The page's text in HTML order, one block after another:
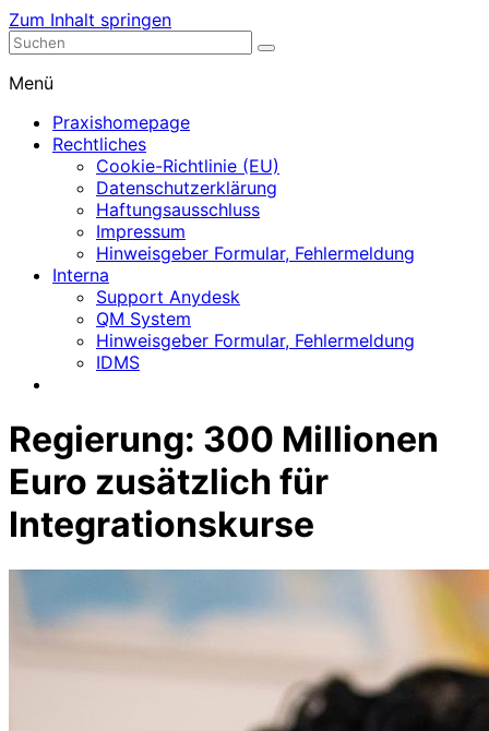
Zum Inhalt springen
Nephrologische Praxis mit Dialyse
Menü
Praxishomepage
Rechtliches
Cookie-Richtlinie (EU)
Datenschutzerklärung
Haftungsausschluss
Impressum
Hinweisgeber Formular, Fehlermeldung
Interna
Support Anydesk
QM System
Hinweisgeber Formular, Fehlermeldung
IDMS
Regierung: 300 Millionen
Euro zusätzlich für
Integrationskurse